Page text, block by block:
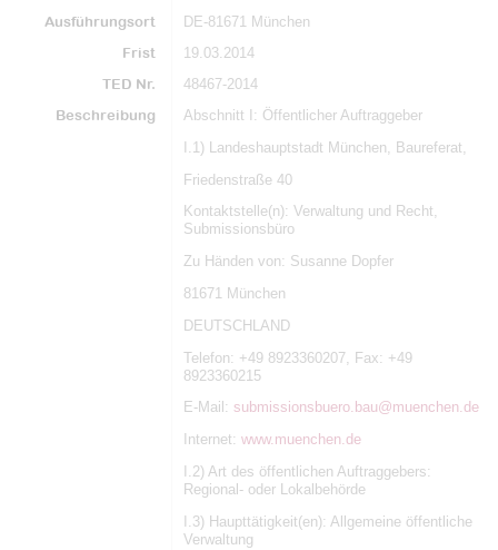
Ausführungsort
DE-81671 München
Frist
19.03.2014
TED Nr.
48467-2014
Beschreibung
Abschnitt I: Öffentlicher Auftraggeber
I.1) Landeshauptstadt München, Baureferat,
Friedenstraße 40
Kontaktstelle(n): Verwaltung und Recht,
Submissionsbüro
Zu Händen von: Susanne Dopfer
81671 München
DEUTSCHLAND
Telefon: +49 8923360207, Fax: +49
8923360215
E-Mail: submissionsbuero.bau@muenchen.de
Internet: www.muenchen.de
I.2) Art des öffentlichen Auftraggebers:
Regional- oder Lokalbehörde
I.3) Haupttätigkeit(en): Allgemeine öffentliche
Verwaltung